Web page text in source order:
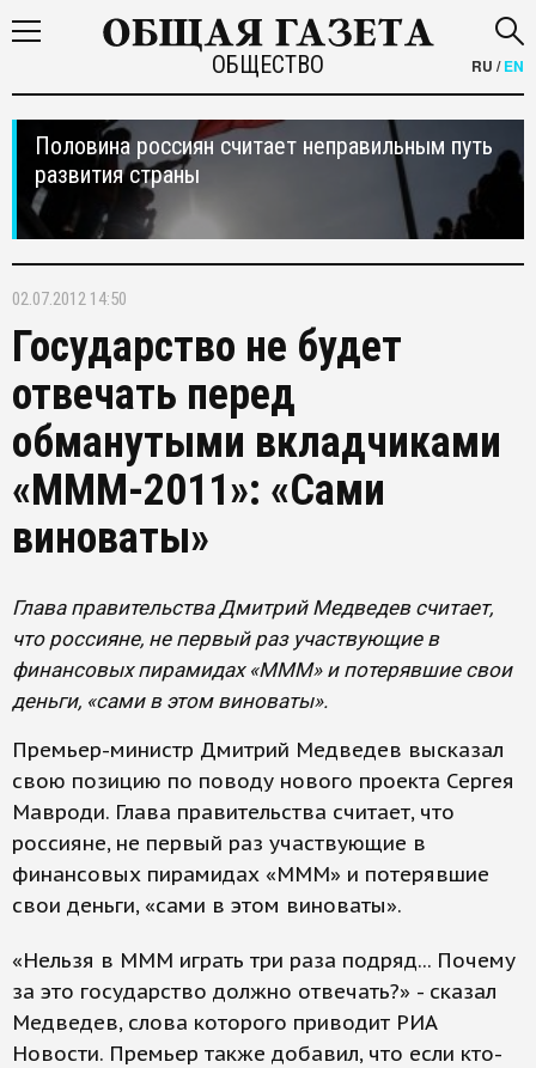
ОБЩЕСТВО RU /EN
Половина россиян считает неправильным путь
развития страны
02.07.2012 14:50
Государство не будет
отвечать перед
обманутыми вкладчиками
«МММ-2011»: «Сами
виноваты»
Глава правительства Дмитрий Медведев считает,
что россияне, не первый раз участвующие в
финансовых пирамидах «МММ» и потерявшие свои
деньги, «сами в этом виноваты».
Премьер-министр Дмитрий Медведев высказал
свою позицию по поводу нового проекта Сергея
Мавроди. Глава правительства считает, что
россияне, не первый раз участвующие в
финансовых пирамидах «МММ» и потерявшие
свои деньги, «сами в этом виноваты».
«Нельзя в МММ играть три раза подряд... Почему
за это государство должно отвечать?» - сказал
Медведев, слова которого приводит РИА
Новости. Премьер также добавил, что если кто-